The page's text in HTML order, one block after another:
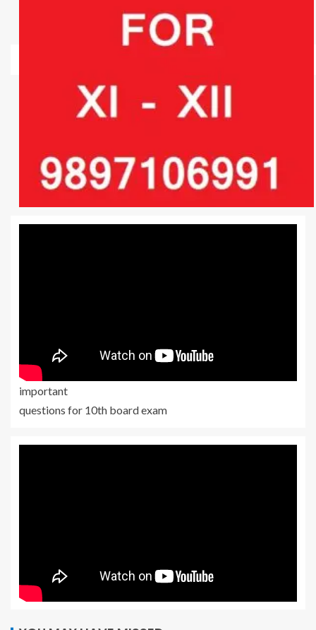
important
questions for 10th board exam